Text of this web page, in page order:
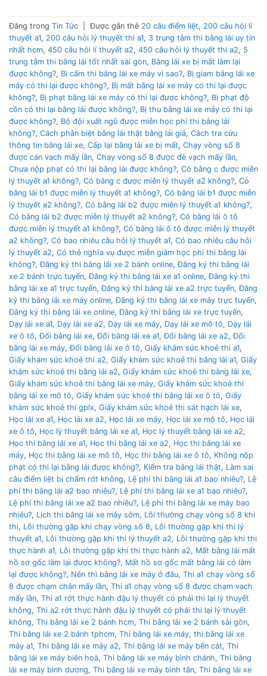
Đăng trong Tin Tức Được gắn thẻ 20 câu điểm liệt, 200 câu hỏi lí
thuyết a1, 200 câu hỏi lý thuyết thi a1, 3 trung tâm thi bằng lái uy tín
nhất hcm, 450 câu hỏi lí thuyết a2, 450 câu hỏi lý thuyết thi a2, 5
trung tâm thi bằng lái tốt nhất sài gòn, Bằng lái xe bị mất làm lại
được không?, Bị cấm thi bằng lái xe máy vì sao?, Bị giam bằng lái xe
máy có thi lại được không?, Bị mất bằng lái xe máy có thi lại được
không?, Bị phạt bằng lái xe máy có thi lại được không?, Bị phạt độ
cồn có thi lại bằng lái được không?, Bị thu bằng lái xe máy có thi lại
được không?, Bộ đội xuất ngũ được miễn học phí thi bằng lái
không?, Cách phân biệt bằng lái thật bằng lái giả, Cách tra cứu
thông tin bằng lái xe, Cấp lại bằng lái xe bị mất, Chạy vòng số 8
được cán vạch mấy lần, Chạy vòng số 8 được đè vạch mấy lần,
Chưa nộp phạt có thi lại bằng lái được không?, Có bằng c được miễn
lý thuyết a1 không?, Có bằng c được miễn lý thuyết a2 không?, Có
bằng lái b1 được miễn lý thuyết a1 không?, Có bằng lái b1 được miễn
lý thuyết a2 không?, Có bằng lái b2 được miễn lý thuyết a1 không?,
Có bằng lái b2 được miễn lý thuyết a2 không?, Có bằng lái ô tô
được miễn lý thuyết a1 không?, Có bằng lái ô tô được miễn lý thuyết
a2 không?, Có bao nhiêu câu hỏi lý thuyết a1, Có bao nhiêu câu hỏi
lý thuyết a2, Có thẻ nghĩa vụ được miễn giảm học phí thi bằng lái
không?,Đăng ký thi bằng lái xe 2 bánh online,Đăng ký thi bằng lái
xe 2 bánh trực tuyến,Đăng ký thi bằng lái xe a1 online,Đăng ký thi
bằng lái xe a1 trực tuyến,Đăng ký thi bằng lái xe a2 trực tuyến,Đăng
ký thi bằng lái xe máy online,Đăng ký thi bằng lái xe máy trực tuyến,
Đăng ký thi bằng lái xe online,Đăng ký thi bằng lái xe trực tuyến,
Dạy lái xe a1, Dạy lái xe a2, Dạy lái xe máy, Dạy lái xe mô tô, Dạy lái
xe ô tô,Đổi bằng lái xe,Đổi bằng lái xe a1,Đổi bằng lái xe a2,Đổi
bằng lái xe máy,Đổi bằng lái xe ô tô, Giấy khám sức khoẻ thi a1,
Giấy khám sức khoẻ thi a2, Giấy khám sức khoẻ thi bằng lái a1, Giấy
khám sức khoẻ thi bằng lái a2, Giấy khám sức khoẻ thi bằng lái xe,
Giấy khám sức khoẻ thi bằng lái xe máy, Giấy khám sức khoẻ thi
bằng lái xe mô tô, Giấy khám sức khoẻ thi bằng lái xe ô tô, Giấy
khám sức khoẻ thi gplx, Giấy khám sức khoẻ thi sát hạch lái xe,
Học lái xe a1, Học lái xe a2, Học lái xe máy, Học lái xe mô tô, Học lái
xe ô tô, Học lý thuyết bằng lái xe a1, Học lý thuyết bằng lái xe a2,
Học thi bằng lái xe a1, Học thi bằng lái xe a2, Học thi bằng lái xe
máy, Học thi bằng lái xe mô tô, Học thi bằng lái xe ô tô, Không nộp
phạt có thi lại bằng lái được không?, Kiểm tra bằng lái thật, Làm sai
câu điểm liệt bị chấm rớt không, Lệ phí thi bằng lái a1 bao nhiêu?, Lệ
phí thi bằng lái a2 bao nhiêu?, Lệ phí thi bằng lái xe a1 bao nhiêu?,
Lệ phí thi bằng lái xe a2 bao nhiêu?, Lệ phí thi bằng lái xe máy bao
nhiêu?, Lịch thi bằng lái xe máy sớm, Lỗi thường chạy vòng số 8 khi
thi, Lỗi thường gặp khi chạy vòng số 8, Lỗi thường gặp khi thi lý
thuyết a1, Lỗi thường gặp khi thi lý thuyết a2, Lỗi thường gặp khi thi
thực hành a1, Lỗi thường gặp khi thi thực hành a2, Mất bằng lái mất
hồ sơ gốc làm lại được không?, Mất hồ sơ gốc mất bằng lái có làm
lại được không?, Nên thì bằng lái xe máy ở đâu, Thi a1 chạy vòng số
8 được chạm chân mấy lần, Thi a1 chạy vòng số 8 được chạm vạch
mấy lần, Thi a1 rớt thực hành đậu lý thuyết có phải thi lại lý thuyết
không, Thi a2 rớt thực hành đậu lý thuyết có phải thi lại lý thuyết
không, Thi bằng lái xe 2 bánh hcm, Thi bằng lái xe 2 bánh sài gòn,
Thi bằng lái xe 2 bánh tphcm, Thi bằng lái xe máy, thi bằng lái xe
máy a1, Thi bằng lái xe máy a2, Thi bằng lái xe máy bến cát, Thi
bằng lái xe máy biên hoà, Thi bằng lái xe máy bình chánh, Thi bằng
lái xe máy bình dương, Thi bằng lái xe máy bình tân, Thi bằng lái xe